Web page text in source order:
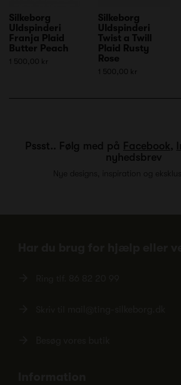
Silkeborg
Uldspinderi
Franja Plaid
Butter Peach
1 500,00 kr
Silkeborg
Uldspinderi
Twist a Twill
Plaid Rusty
Rose
1 500,00 kr
Pssst.. Følg med på Facebook,
nyhedsbrev
Nye designs, inspiration og